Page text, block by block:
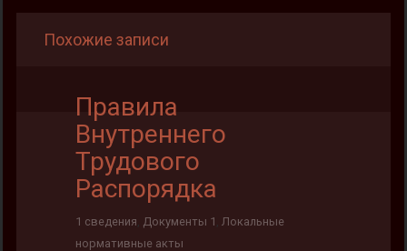
Похожие записи
Правила
Внутреннего
Трудового
Распорядка
1 сведения Документы 1 Локальные
нормативные акты